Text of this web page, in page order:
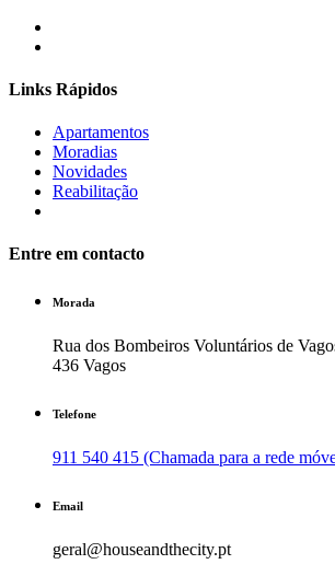
Links Rápidos
Apartamentos
Moradias
Novidades
Reabilitação
Entre em contacto
Morada
Rua dos Bombeiros Voluntários de
436 Vagos
Telefone
911 540 415 (Chamada para a rede
Email
geral@houseandthecity.pt